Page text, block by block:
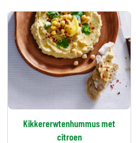
Kikkererwtenhummus met
citroen